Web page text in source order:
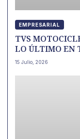
EMPRESARIAL
TVS
LO ÚLTIMO EN
15 Julio, 2026